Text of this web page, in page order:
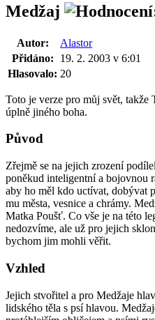
Medžaj
Autor:
Alastor
Přidáno:
19. 2. 2003 v 6:01
Hlasovalo: 20
Toto je verze pro můj svět, takže
úplně jiného boha.
Původ
Zřejmě se na jejich zrození
poněkud inteligentní a bojovnou
aby ho měl kdo uctívat, dobývat
mu města, vesnice a chrámy.
Matka Poušť. Co vše je na této
nedozvíme, ale už pro jejich
bychom jim mohli věřit.
Vzhled
Jejich stvořitel a pro Medžaje
lidského těla s psí hlavou.